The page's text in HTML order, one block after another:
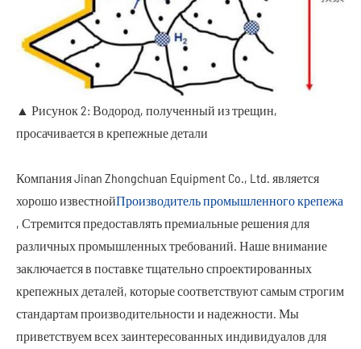
▲ Рисунок 2: Водород, полученный из трещин,
просачивается в крепежные детали
Компания Jinan Zhongchuan Equipment Co., Ltd. является
хорошо известнойПроизводитель промышленного крепежа
, Стремится предоставлять премиальные решения для
различных промышленных требований. Наше внимание
заключается в поставке тщательно спроектированных
крепежных деталей, которые соответствуют самым строгим
стандартам производительности и надежности. Мы
приветствуем всех заинтересованных индивидуалов для